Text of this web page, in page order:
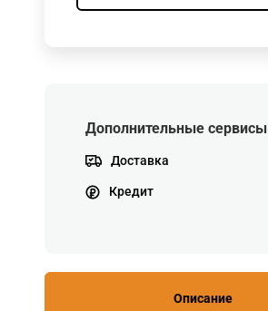
Дополнительные сервисы
Доставка
Кредит
Описание